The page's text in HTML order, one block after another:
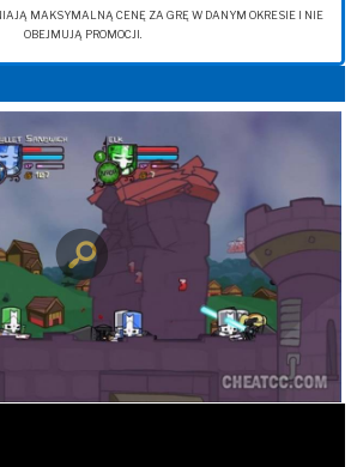
MAKSYMALNĄ CENĘ ZA GRĘ W DANYM OKRESIE I NIE
OBEJMUJĄ PROMOCJI.